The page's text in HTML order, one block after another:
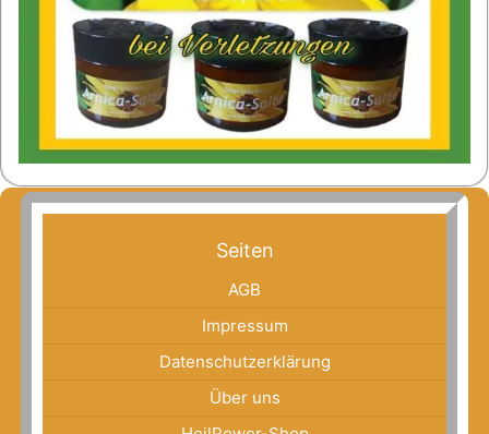
Seiten
AGB
Impressum
Datenschutzerklärung
Über uns